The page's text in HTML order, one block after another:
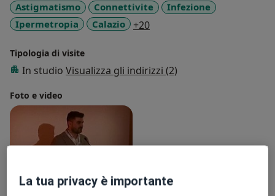
Astigmatismo Connettivite
Infezione
Ipermetropia
Calazio +20a11y_sr_more_diseases
Tipologia di visite
In studio Visualizza gli indirizzi (2)
Foto e video
La tua privacy è importante